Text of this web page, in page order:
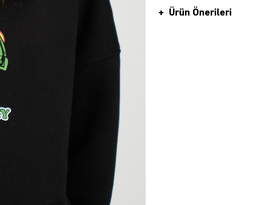
Ürün Önerileri